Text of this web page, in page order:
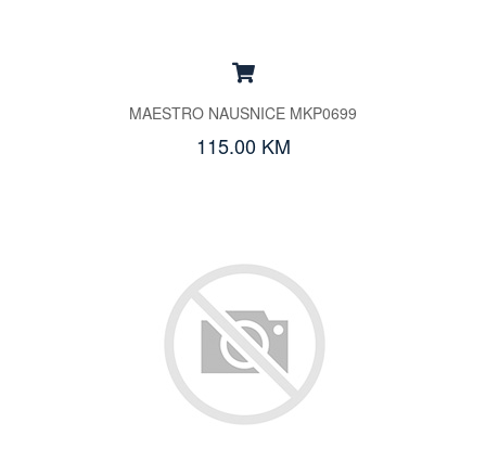
MAESTRO NAUSNICE MKP0699
115.00 KM